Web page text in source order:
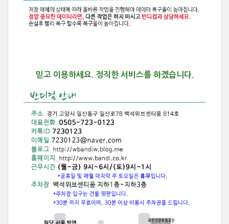
믿고 이용하세요. 정직한 서비스를 하겠습니다.